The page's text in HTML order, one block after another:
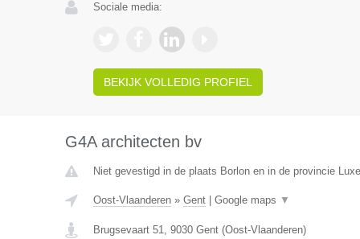
Sociale media:
BEKIJK VOLLEDIG PROFIEL
G4A architecten bv
Niet gevestigd in de plaats Borlon en in de provincie
Oost-Vlaanderen» Gent| Google maps ▼
Brugsevaart 51, 9030 Gent(Oost-Vlaanderen)